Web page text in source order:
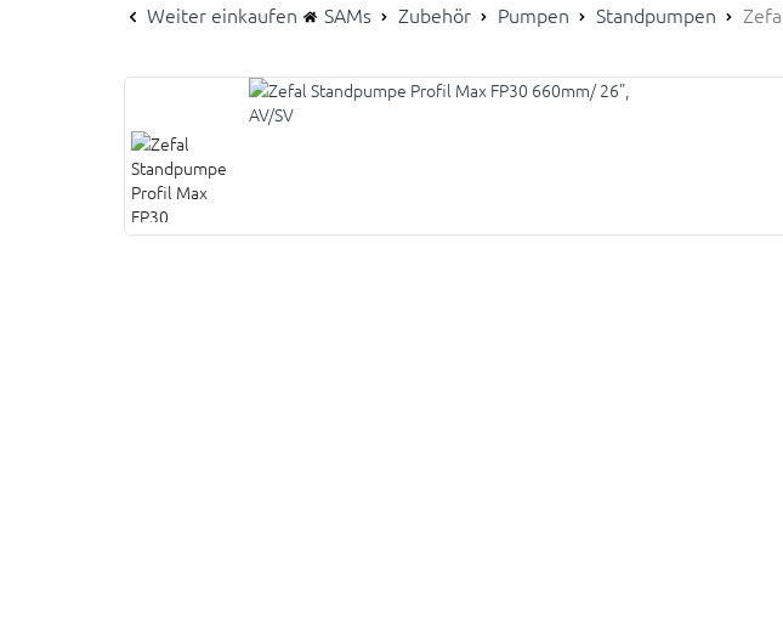
Weiter einkaufen SAMs Zubehör Pumpen Standpumpen